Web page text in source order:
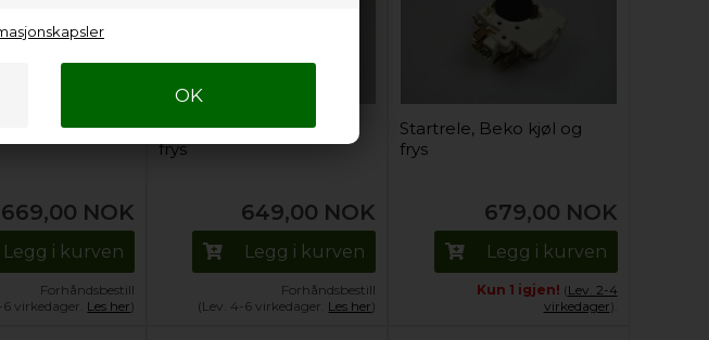
kjøl og
669,00 NOK
Legg i kurven
Forhåndsbestill
virkedager. Les her)
Startrele, Beko kjøl og
frys
649,00 NOK
Legg i kurven
Forhåndsbestill
(Lev. 4-6 virkedager. Les her)
Startrele, Beko kjøl og
frys
679,00 NOK
Legg i kurven
Kun 1 igjen! (Lev. 2-4
virkedager).